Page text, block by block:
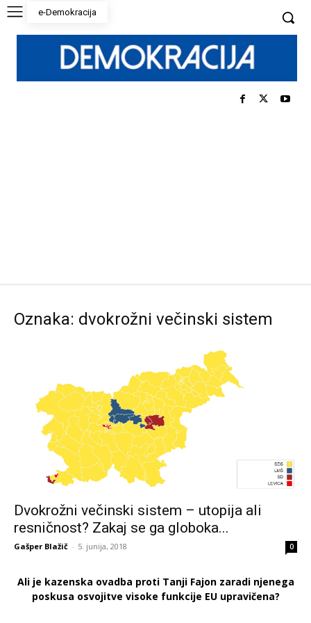
e-Demokracija
Oznaka: dvokrožni večinski sistem
Dvokrožni večinski sistem – utopija ali
resničnost? Zakaj se ga globoka...
Gašper Blažič - 5. junija, 2018 0
Ali je kazenska ovadba proti Tanji Fajon zaradi njenega
poskusa osvojitve visoke funkcije EU upravičena?